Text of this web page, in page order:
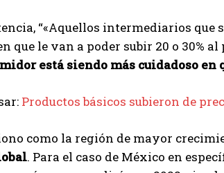
“«Aquellos intermediarios
que le van a poder subir 20 o 30%
está siendo más cuidadoso en
Productos básicos subieron de
como la región de mayor
. Para el caso de México en